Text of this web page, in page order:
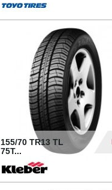
155/70 TR13 TL
75T...